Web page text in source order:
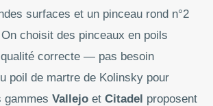
surfaces et un pinceau rond n°2
choisit des pinceaux en poils
correcte — pas besoin
poil de martre de Kolinsky pour
gammes Vallejo et Citadel proposent